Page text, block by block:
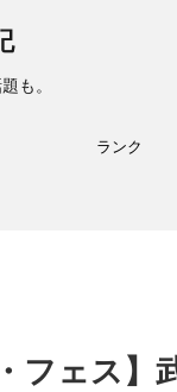
も。
ランク
フェス】